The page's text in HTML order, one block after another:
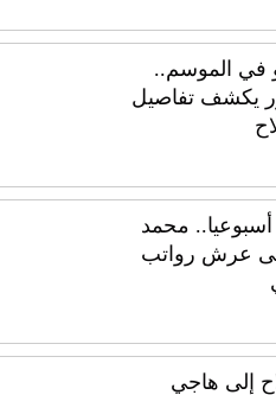
في الموسم..
يكشف تفاصيل
أسبوعيا.. محمد
عرش رواتب
إلى هاجي